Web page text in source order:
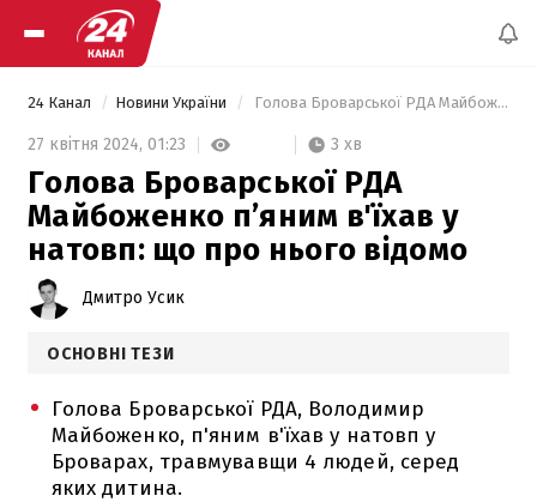
24 Канал Новини України Голова Броварської РДА Майбоженко п’яним в'їхав у натовп: що про нього відомо
27 квітня 2024, 01:23 3 хв
Голова Броварської РДА
Майбоженко п’яним в'їхав у
натовп: що про нього відомо
Дмитро Усик
ОСНОВНІ ТЕЗИ
Голова Броварської РДА, Володимир
Майбоженко, п'яним в'їхав у натовп у
Броварах, травмувавщи 4 людей, серед
яких дитина.